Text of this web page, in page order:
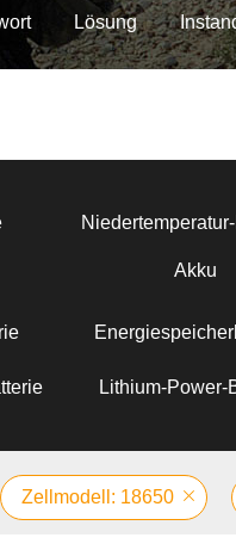
Lösung
Akku
Lithium-Power-
Zellmodell: 18650